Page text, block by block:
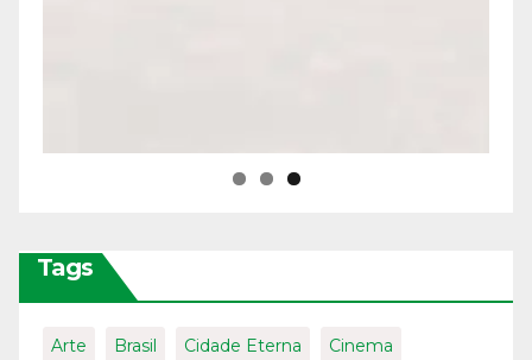
Tags
Arte Brasil Cidade Eterna Cinema